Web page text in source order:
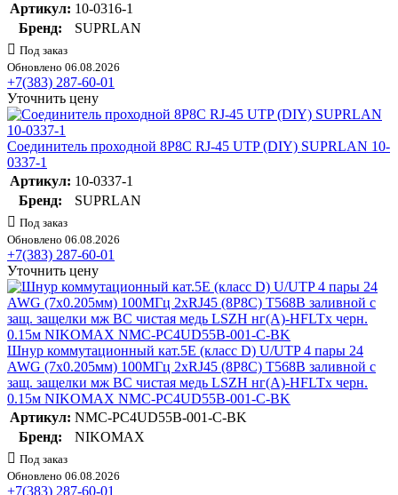
Артикул: 10-0316-1
Бренд:
SUPRLAN
Под заказ
Обновлено 06.08.2026
+7(383) 287-60-01
Уточнить цену
Соединитель проходной 8P8C RJ-45 UTP (DIY) SUPRLAN 10-
0337-1
Артикул: 10-0337-1
Бренд:
SUPRLAN
Под заказ
Обновлено 06.08.2026
+7(383) 287-60-01
Уточнить цену
Шнур коммутационный кат.5E (класс D) U/UTP 4 пары 24
AWG (7х0.205мм) 100МГц 2хRJ45 (8P8C) T568B заливной с
защ. защелки мж BC чистая медь LSZH нг(А)-HFLTx черн.
0.15м NIKOMAX NMC-PC4UD55B-001-C-BK
Артикул: NMC-PC4UD55B-001-C-BK
Бренд:
NIKOMAX
Под заказ
Обновлено 06.08.2026
+7(383) 287-60-01